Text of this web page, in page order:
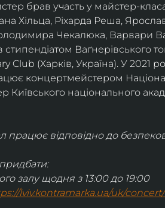
брав участь у майстер-
Хільца, Ріхарда Реша,
Чекалюка, Варвари
стипендіатом Ваґнерівського
Club (Харків, Україна). У 2021
концертмейстером
Київського національного
працює відповідно до
залу щодня з 13:00 до 19:00
lviv.kontramarka.ua/uk/